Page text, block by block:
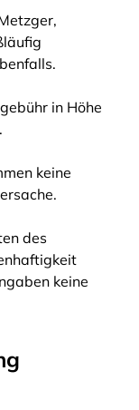
in Höhe
keine
des
keine